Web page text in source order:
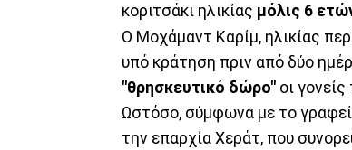
κοριτσάκι ηλικίας μόλις 6
Ο Μοχάμαντ Καρίμ, ηλικίας
υπό κράτηση πριν από δύο
"θρησκευτικό δώρο" οι γονείς
Ωστόσο, σύμφωνα με το
την επαρχία Χεράτ, που